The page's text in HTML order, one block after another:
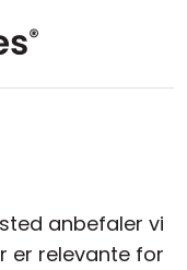
anbefaler vi
er relevante for